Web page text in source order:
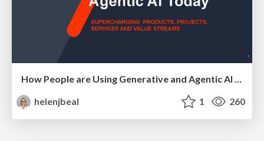
How People are Using Generative and Agentic AI to Supercharge Their Products, Projects, Services and Value Streams Today
helenjbeal
1 260